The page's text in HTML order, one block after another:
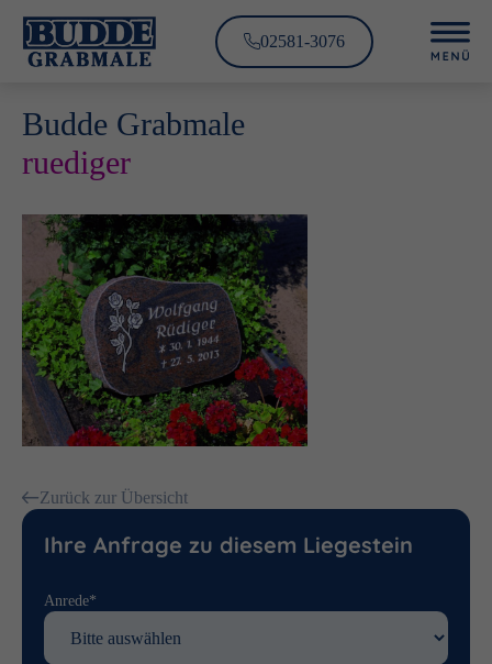
02581-3076
Budde Grabmale
ruediger
Zurück zur Übersicht
Ihre Anfrage zu diesem Liegestein
Anrede*